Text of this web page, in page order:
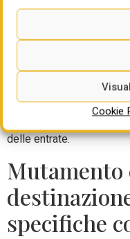
Cookie
edittali, senza la
dell’Agenzia delle
specifica che le
nuova modulistica in
corrisposte in due fasi:
momento della
sanatoria; il conguaglio
dell’incremento del
delle entrate.
Mutamento
specifiche